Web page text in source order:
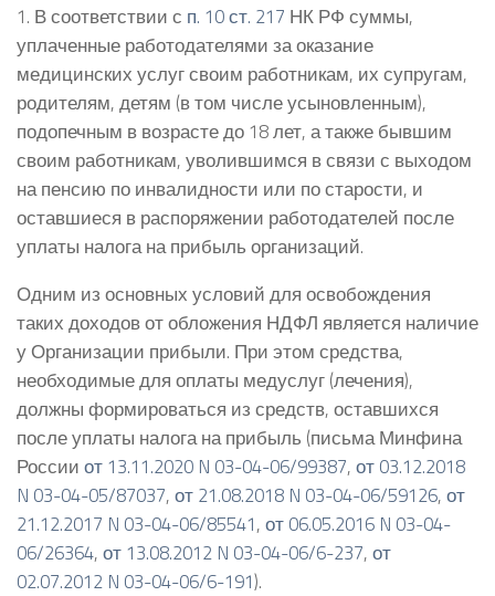
1. В соответствии с п. 10 ст. 217 НК РФ суммы,
уплаченные работодателями за оказание
медицинских услуг своим работникам, их супругам,
родителям, детям (в том числе усыновленным),
подопечным в возрасте до 18 лет, а также бывшим
своим работникам, уволившимся в связи с выходом
на пенсию по инвалидности или по старости, и
оставшиеся в распоряжении работодателей после
уплаты налога на прибыль организаций.
Одним из основных условий для освобождения
таких доходов от обложения НДФЛ является наличие
у Организации прибыли. При этом средства,
необходимые для оплаты медуслуг (лечения),
должны формироваться из средств, оставшихся
после уплаты налога на прибыль (письма Минфина
России от 13.11.2020 N 03-04-06/99387, от 03.12.2018
N 03-04-05/87037, от 21.08.2018 N 03-04-06/59126, от
21.12.2017 N 03-04-06/85541, от 06.05.2016 N 03-04-
06/26364, от 13.08.2012 N 03-04-06/6-237, от
02.07.2012 N 03-04-06/6-191).